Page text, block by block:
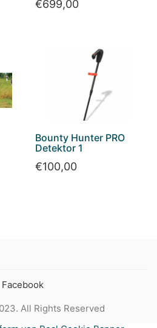
€699,00
Bounty Hunter PRO
Detektor 1
€100,00
Facebook
All Rights Reserved